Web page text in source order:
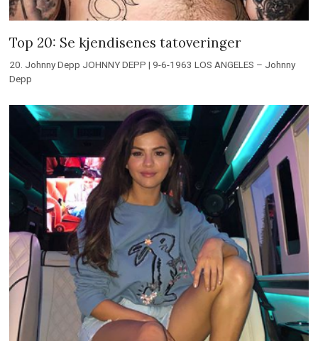
Top 20: Se kjendisenes tatoveringer
20. Johnny Depp JOHNNY DEPP | 9-6-1963 LOS ANGELES – Johnny
Depp